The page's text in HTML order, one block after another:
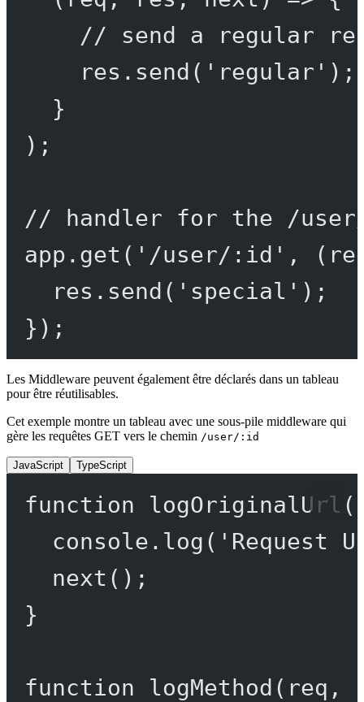
// send a regular
res. send ( 'regular' );
}
);
// handler for the /user/
app. get ( '/user/:id' , (
res. send ( 'special' );
});
Les Middleware peuvent également être déclarés dans un tableau
pour être réutilisables.
Cet exemple montre un tableau avec une sous-pile middleware qui
gère les requêtes GET vers le chemin /user/:id
JavaScript TypeScript
function logOriginalUrl (
console. log ( 'Request
next ();
}
function logMethod ( req ,